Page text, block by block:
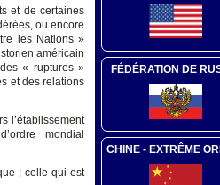
et de certaines
ou encore
les Nations »
américain
« ruptures »
et des relations
l’établissement
mondial
; celle qui est
FÉDÉRATION DE
CHINE - EXTRÊME